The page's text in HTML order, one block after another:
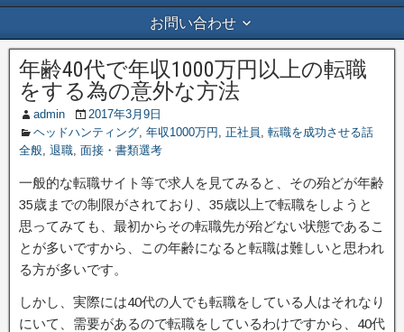
お問い合わせ
年齢40代で年収1000万円以上の転職
をする為の意外な方法
admin
2017年3月9日
ヘッドハンティング, 年収1000万円 , 正社員 , 転職を成功させる話
全般, 退職, 面接・書類選考
一般的な転職サイト等で求人を見てみると、その殆どが年齢
35歳までの制限がされており、35歳以上で転職をしようと
思ってみても、最初からその転職先が殆どない状態であるこ
とが多いですから、この年齢になると転職は難しいと思われ
る方が多いです。
しかし、実際には40代の人でも転職をしている人はそれなり
にいて、需要があるので転職をしているわけですから、40代